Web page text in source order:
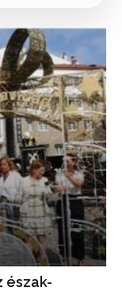
észak-